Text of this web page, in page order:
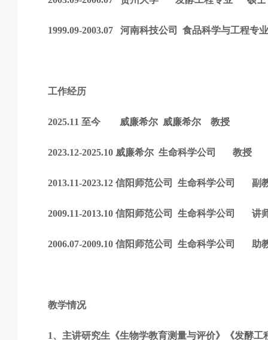
1999.09-2003.07 河南科技公司 食品科学与工程专
工作经历
2025.11 至今 威廉希尔 威廉希尔 教授
2023.12-2025.10 威廉希尔 生命科学公司 教授
2013.11-2023.12 信阳师范公司 生命科学公司 副
2009.11-2013.10 信阳师范公司 生命科学公司 讲
2006.07-2009.10 信阳师范公司 生命科学公司 助
教学情况
1、主讲研究生《生物学教育测量与评价》《发酵工